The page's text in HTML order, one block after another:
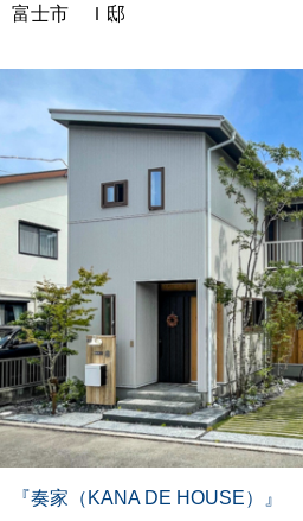
富士市 Ｉ邸
『奏家（KANA DE HOUSE）』